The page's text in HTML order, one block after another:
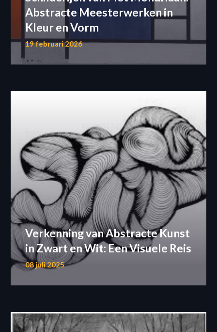
Abstracte Meesterwerken in
Kleur en Vorm
19 februari 2026
Verkenning van Abstracte Kunst
in Zwart en Wit: Een Visuele Reis
08 juli 2025